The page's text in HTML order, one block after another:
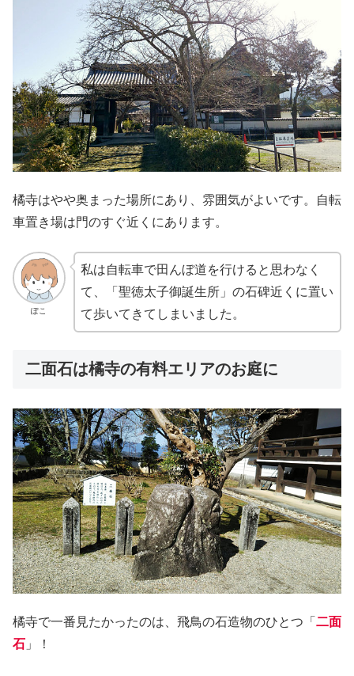
橘寺はやや奥まった場所にあり、雰囲気がよいです。自転
車置き場は門のすぐ近くにあります。
ぽこ
私は自転車で田んぼ道を行けると思わなく
て、「聖徳太子御誕生所」の石碑近くに置い
て歩いてきてしまいました。
二面石は橘寺の有料エリアのお庭に
橘寺で一番見たかったのは、飛鳥の石造物のひとつ「 二面
石 」！